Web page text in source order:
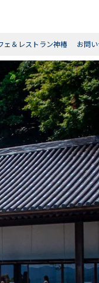
ェ＆レストラン神椿 お問